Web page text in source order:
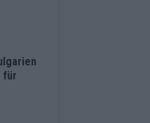
für